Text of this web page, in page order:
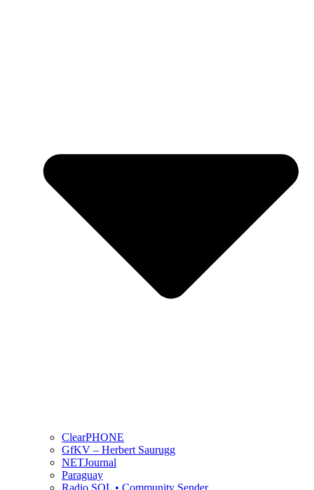
ClearPHONE
GfKV – Herbert Saurugg
NETJournal
Paraguay